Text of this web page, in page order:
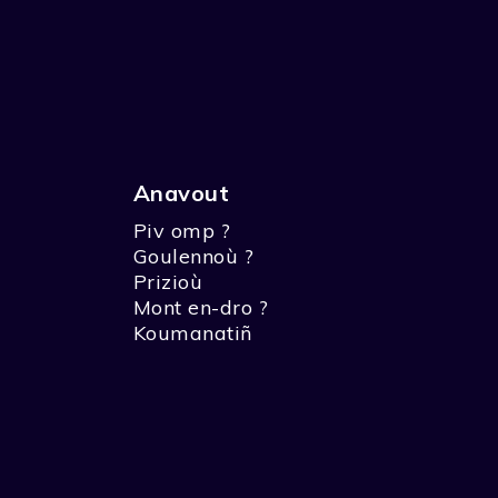
Anavout
Piv omp ?
Goulennoù ?
Prizioù
Mont en-dro ?
Koumanatiñ